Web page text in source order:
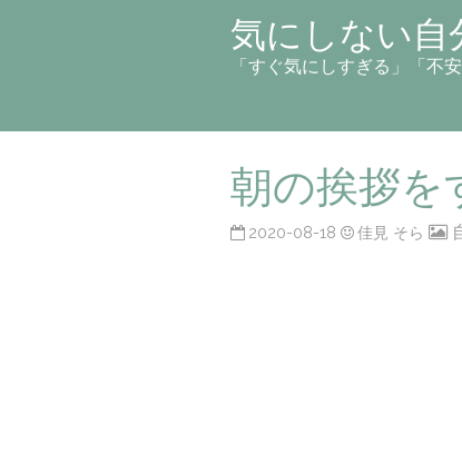
気にしない自
「すぐ気にしすぎる」「不
朝の挨拶を
2020-08-18 佳見 そら